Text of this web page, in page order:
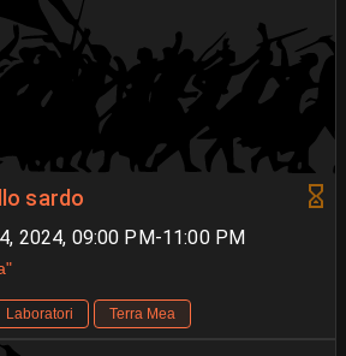
sardo
2024, 09:00 PM-11:00 PM
Laboratori Terra Mea